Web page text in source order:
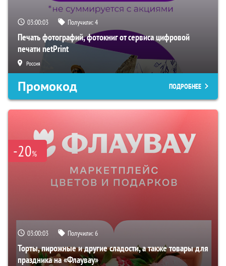
03:00:02 Получили:4
Печать фотографий, фотокниг от сервиса цифровой
печати netPrint
Россия
Промокод ПОДРОБНЕЕ
-20%
03:00:02 Получили:6
Торты, пирожные и другие сладости, а также товары для
праздника на «Флаувау»